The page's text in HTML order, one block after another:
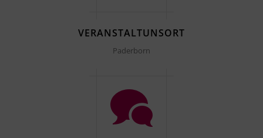
VERANSTALTUNSORT
Paderborn